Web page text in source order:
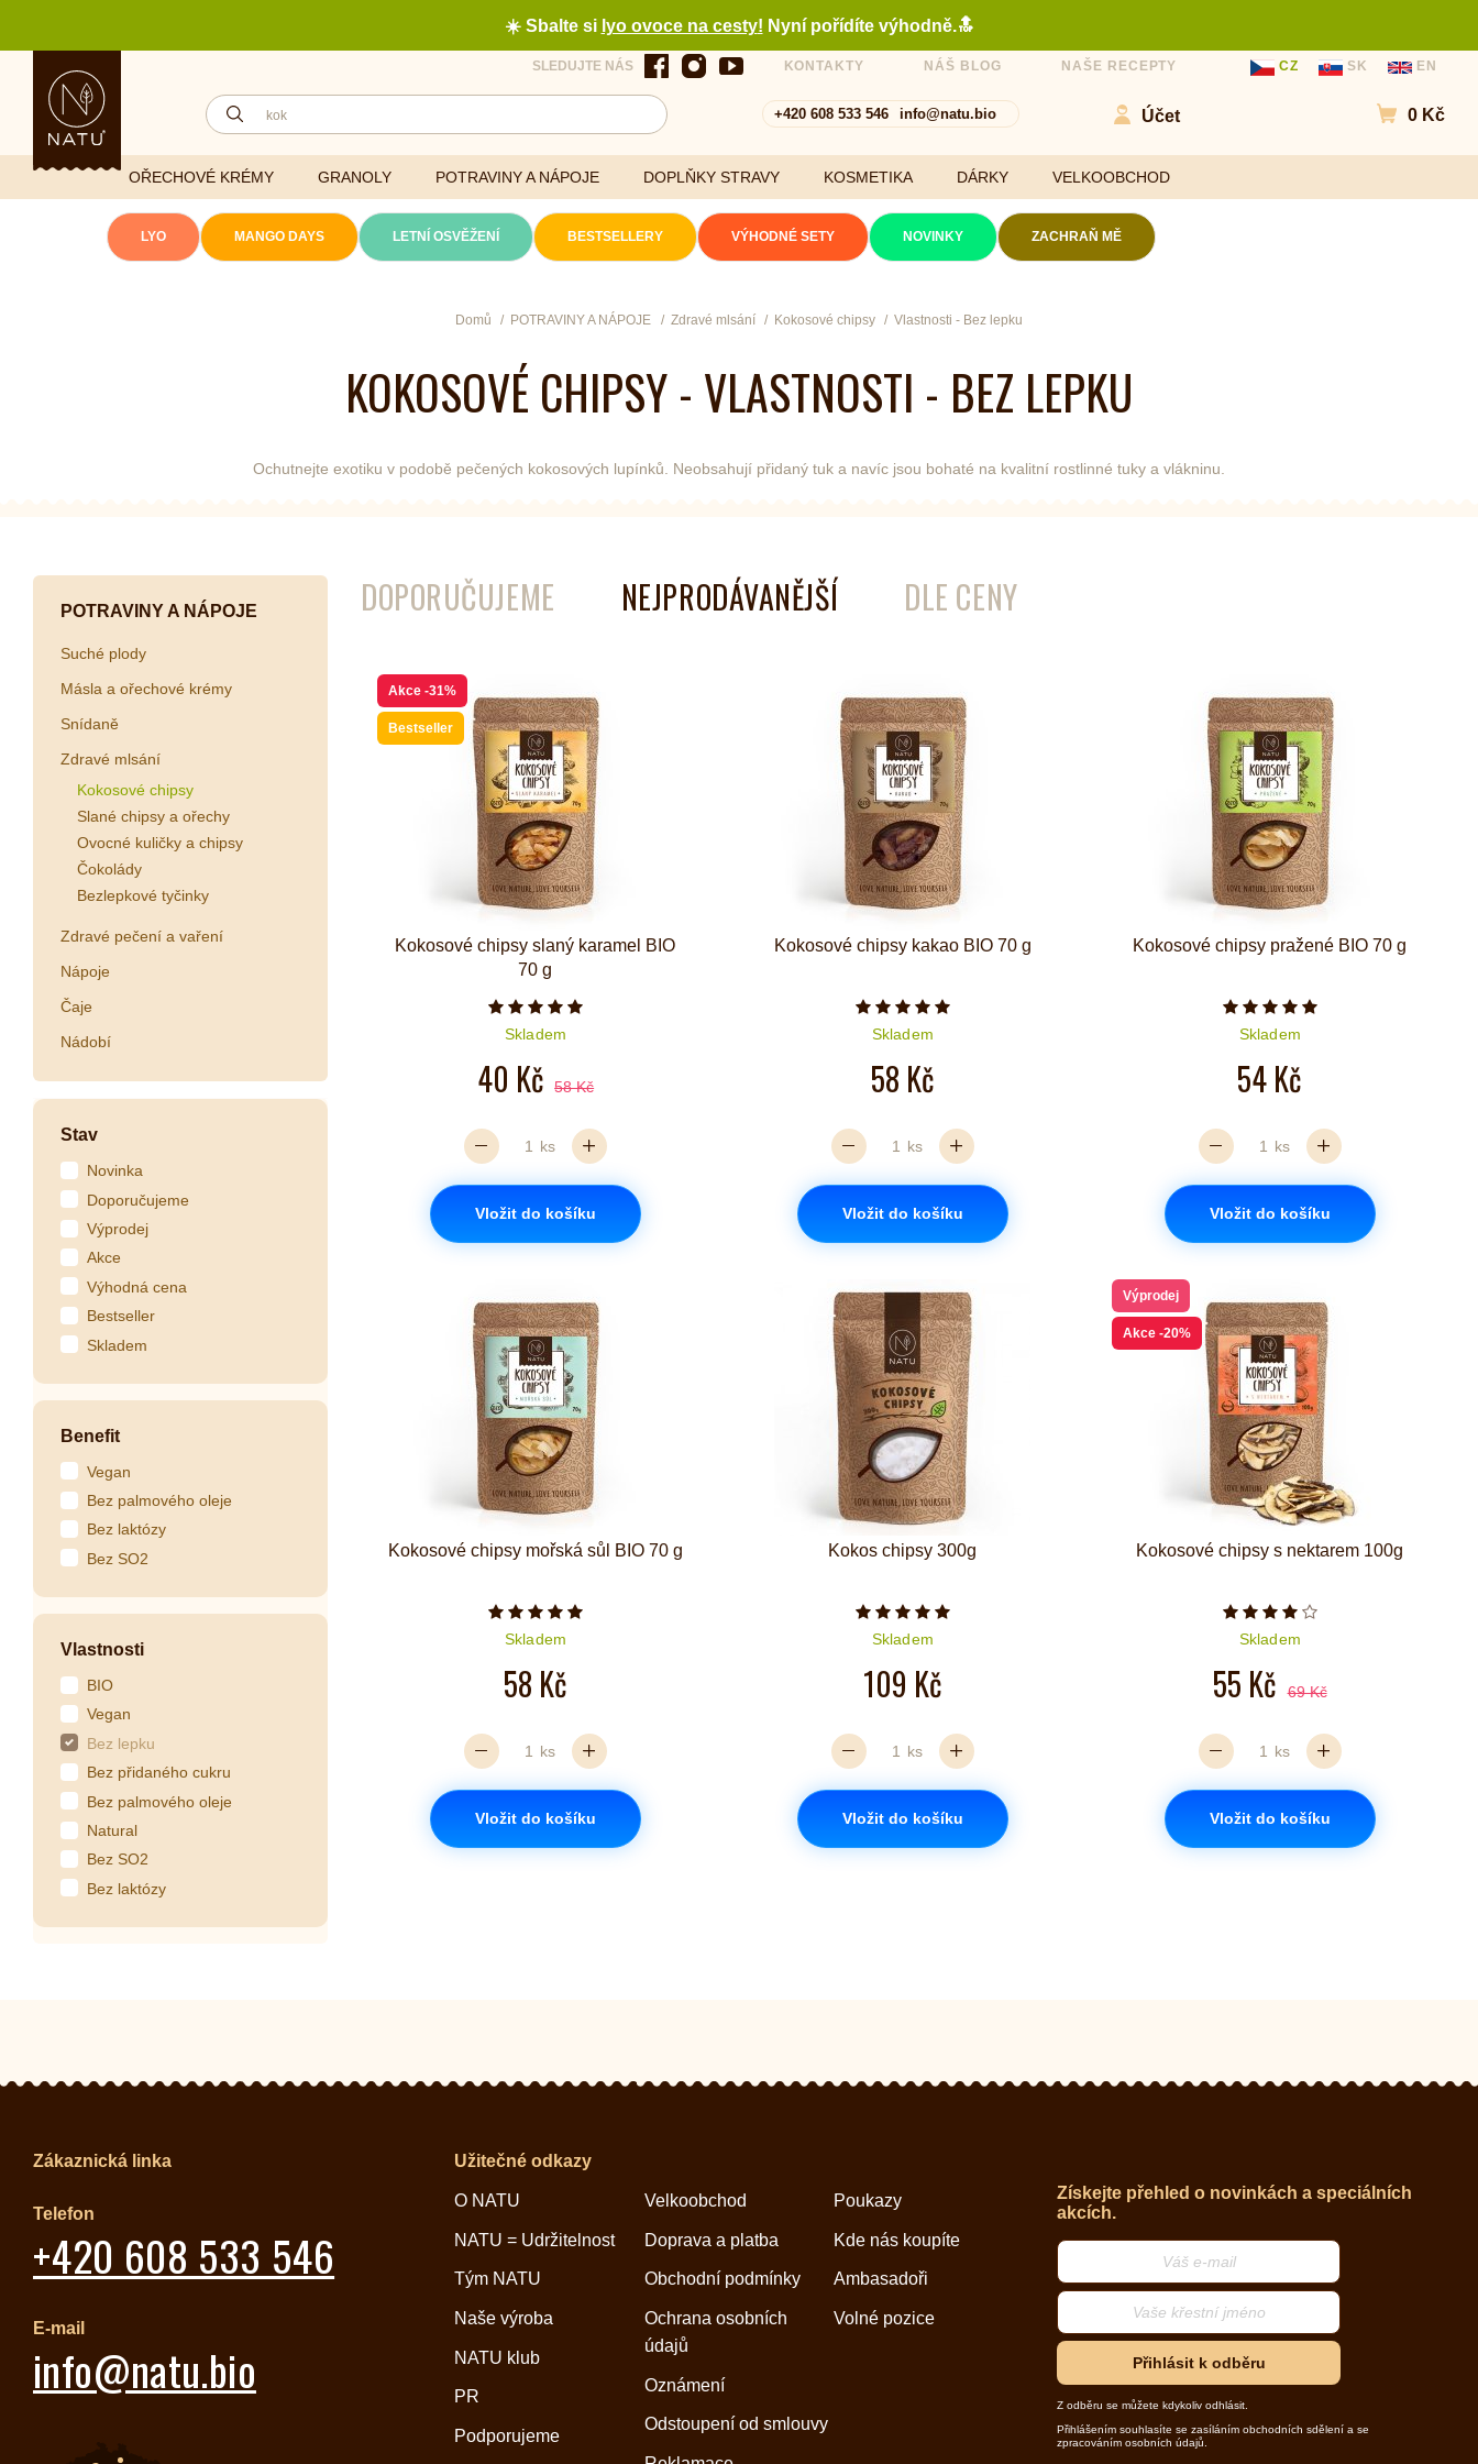
☀️ Sbalte si lyo ovoce na cesty! Nyní pořídíte výhodně.🔝
SLEDUJTE NÁS KONTAKTY NÁŠ BLOG NAŠE RECEPTY CZ SK EN
+420 608 533 546 info@natu.bio Účet
Přejít
0 Kč
OŘECHOVÉ KRÉMY GRANOLY POTRAVINY A NÁPOJE
Džemy
Cereálie a vločky Kokosové chipsy
(aktuální)
ořechy
Ovocné kuličky a
Kombuchy
Superfood shoty
Kokosové nápoje
Porcované
Láhve
DOPLŇKY STRAVY
Minerály
Přírodní extrakty
KOSMETIKA DÁRKY VELKOOBCHOD
LYO MANGO DAYS LETNÍ OSVĚŽENÍ BESTSELLERY VÝHODNÉ SETY NOVINKY ZACHRAŇ MĚ
Domů POTRAVINY A NÁPOJE Zdravé mlsání Kokosové chipsy Vlastnosti - Bez lepku
KOKOSOVÉ CHIPSY - VLASTNOSTI - BEZ LEPKU
Ochutnejte exotiku v podobě pečených kokosových lupínků. Neobsahují přidaný tuk a navíc jsou bohaté na kvalitní rostlinné tuky a vlákninu.
POTRAVINY A NÁPOJE
Suché plody
Másla a ořechové krémy
Snídaně
Zdravé mlsání
Kokosové chipsy
Slané chipsy a ořechy
Ovocné kuličky a chipsy
Čokolády
Bezlepkové tyčinky
Zdravé pečení a vaření
Nápoje
Čaje
Nádobí
Stav
Novinka
Doporučujeme
Výprodej
Akce
Výhodná cena
Bestseller
Skladem
Benefit
Vegan
Bez palmového oleje
Bez laktózy
Bez SO2
Vlastnosti
BIO
Vegan
Bez lepku
Bez přidaného cukru
Bez palmového oleje
Natural
Bez SO2
Bez laktózy
DOPORUČUJEME NEJPRODÁVANĚJŠÍ DLE CENY
Akce -31%
Bestseller
Kokosové chipsy slaný karamel BIO
70 g
Počet hvězdiček je 5 z 5
Skladem
40 Kč 58 Kč
ks
Vložit do košíku
Kokosové chipsy kakao BIO 70 g
Počet hvězdiček je 5 z 5
Skladem
58 Kč
ks
Vložit do košíku
Kokosové chipsy pražené BIO 70 g
Počet hvězdiček je 5 z 5
Skladem
54 Kč
ks
Vložit do košíku
Kokosové chipsy mořská sůl BIO 70 g
Počet hvězdiček je 5 z 5
Skladem
58 Kč
ks
Vložit do košíku
Kokos chipsy 300g
Počet hvězdiček je 5 z 5
Skladem
109 Kč
ks
Vložit do košíku
Výprodej
Akce -20%
Kokosové chipsy s nektarem 100g
Počet hvězdiček je 4 z 5
Skladem
55 Kč 69 Kč
ks
Vložit do košíku
Zákaznická linka
Telefon
+420 608 533 546
E-mail
info@natu.bio
Užitečné odkazy
O NATU
NATU = Udržitelnost
Tým NATU
Naše výroba
NATU klub
PR
Podporujeme
Velkoobchod
Doprava a platba
Obchodní podmínky
Ochrana osobních
údajů
Oznámení
Odstoupení od smlouvy
Poukazy
Kde nás koupíte
Ambasadoři
Volné pozice
Získejte přehled o novinkách a speciálních
akcích.
Přihlásit k odběru
Z odběru se můžete kdykoliv odhlásit.
Přihlášením souhlasíte se zasíláním obchodních sdělení a se
zpracováním osobních údajů.